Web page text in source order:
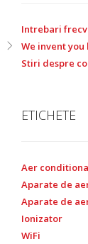
Intrebari
We invent you
Stiri despre
ETICHETE
Aer
Aparate de
Aparate de
Ionizator
WiFi